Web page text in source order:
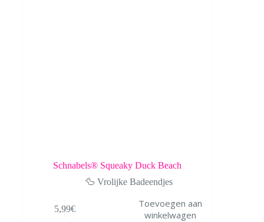
Schnabels® Squeaky Duck Beach
🦆 Vrolijke Badeendjes
5,99€
Toevoegen aan
winkelwagen